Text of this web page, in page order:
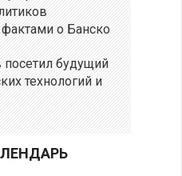
о Банско
будущий
технологий и